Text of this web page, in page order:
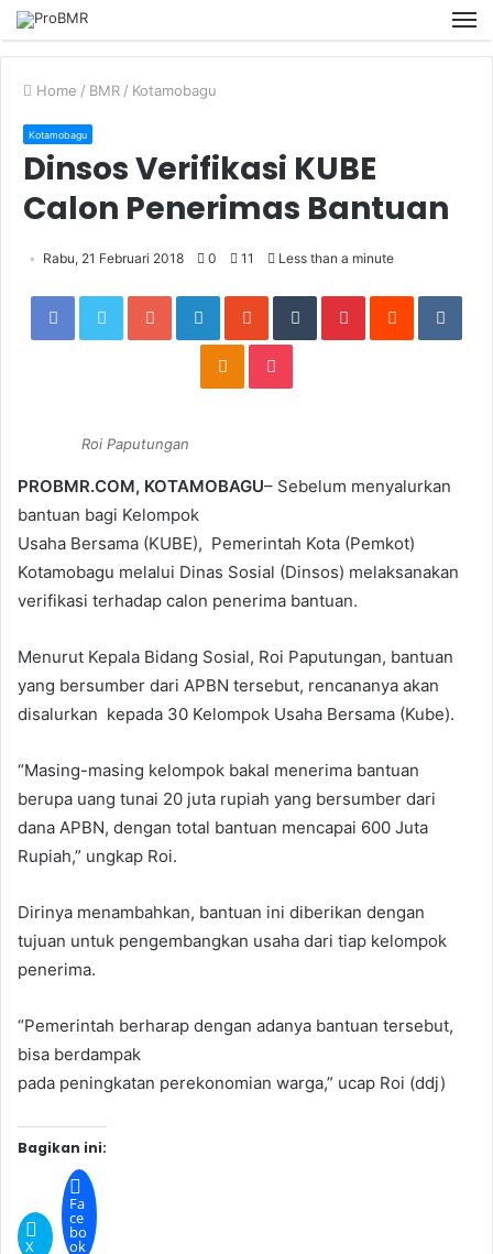
Home / BMR / Kotamobagu
Kotamobagu
Dinsos Verifikasi KUBE
Calon Penerimas Bantuan
Rabu, 21 Februari 2018 0 11 Less than a minute
FacebookTwitterGoogle+LinkedInStumbleUpon
TumblrPinterestReddit
Odnoklassniki
Pocket
Roi Paputungan
PROBMR.COM, KOTAMOBAGU– Sebelum menyalurkan
bantuan bagi Kelompok
Usaha Bersama (KUBE), Pemerintah Kota (Pemkot)
Kotamobagu melalui Dinas Sosial (Dinsos) melaksanakan
verifikasi terhadap calon penerima bantuan.
Menurut Kepala Bidang Sosial, Roi Paputungan, bantuan
yang bersumber dari APBN tersebut, rencananya akan
disalurkan kepada 30 Kelompok Usaha Bersama (Kube).
“Masing-masing kelompok bakal menerima bantuan
berupa uang tunai 20 juta rupiah yang bersumber dari
dana APBN, dengan total bantuan mencapai 600 Juta
Rupiah,” ungkap Roi.
Dirinya menambahkan, bantuan ini diberikan dengan
tujuan untuk pengembangkan usaha dari tiap kelompok
penerima.
“Pemerintah berharap dengan adanya bantuan tersebut,
bisa berdampak
pada peningkatan perekonomian warga,” ucap Roi (ddj)
Bagikan ini:
X
Fa
ce
bo
ok